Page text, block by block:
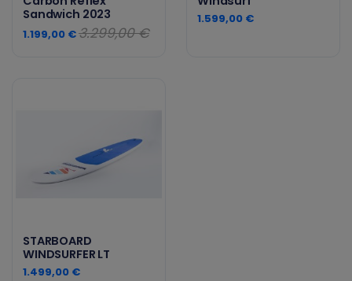
Sandwich 2023
1.199,00 €3.299,00 €
1.599,00 €
STARBOARD
WINDSURFER LT
1.499,00 €